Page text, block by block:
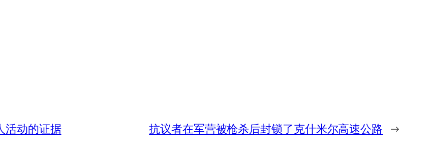
活动的证据 抗议者在军营被枪杀后封锁了克什米尔高速公路 →